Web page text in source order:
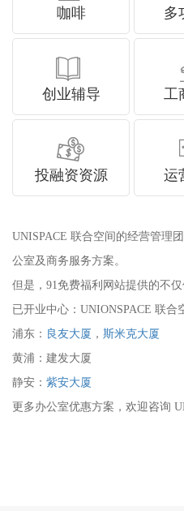
咖啡 多
创业辅导 工
投融资资源 运
UNISPACE 联合空间的经营管理
公室及商务服务方案。
但是，91免费福利网站提供的不
已开业中心：UNIONSPACE 联合
浦东： 良友大厦 ， 斯米克大厦
黄浦：建发大厦
静安： 紫安大厦
更多办公室优惠方案，欢迎咨询